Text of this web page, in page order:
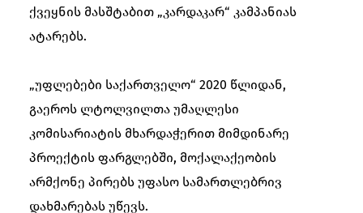
ქვეყნის მასშტაბით „კარდაკარ“ კამპანიას
ატარებს.
„უფლებები საქართველო“ 2020 წლიდან,
გაეროს ლტოლვილთა უმაღლესი
კომისარიატის მხარდაჭერით მიმდინარე
პროექტის ფარგლებში, მოქალაქეობის
არმქონე პირებს უფასო სამართლებრივ
დახმარებას უწევს.